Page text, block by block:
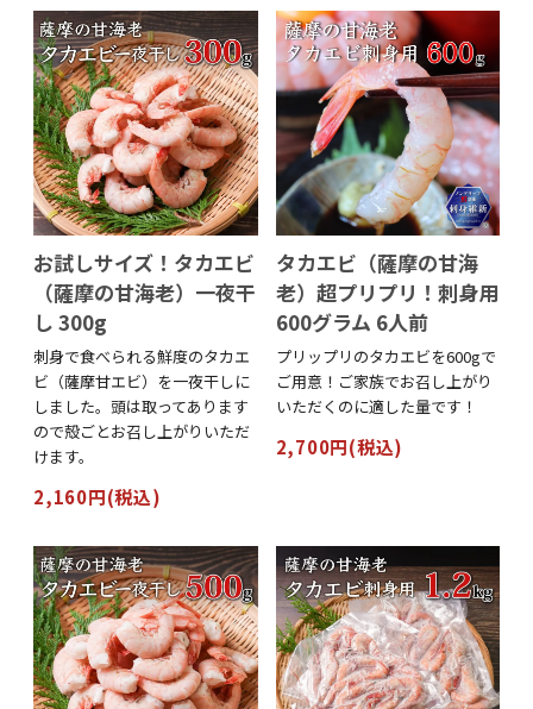
お試しサイズ！タカエビ
（薩摩の甘海老）一夜干
し 300g
刺身で食べられる鮮度のタカエ
ビ（薩摩甘エビ）を一夜干しに
しました。頭は取ってあります
ので殻ごとお召し上がりいただ
けます。
2,160円(税込)
タカエビ（薩摩の甘海
老）超プリプリ！刺身用
600グラム 6人前
プリップリのタカエビを600gで
ご用意！ご家族でお召し上がり
いただくのに適した量です！
2,700円(税込)